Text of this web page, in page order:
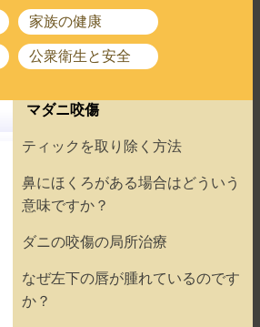
家族の健康
公衆衛生と安全
マダニ咬傷
ティックを取り除く方法
鼻にほくろがある場合はどういう
意味ですか？
ダニの咬傷の局所治療
なぜ左下の唇が腫れているのです
か？